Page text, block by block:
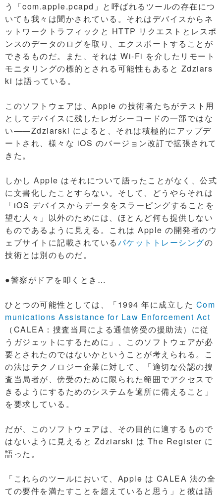
う「com.apple.pcapd」と呼ばれるツールの存在につ
いても我々は聞かされている。それはデバイスからネ
ットワークトラフィックと HTTP リクエストとレスポ
ンスのデータのログを取り、エクスポートすることが
できるものだ。また、それは Wi-Fi を介したリモート
モニタリングの標的とされる可能性もあると Zdziars
ki は語っている。
このソフトウェアは、Apple の技術者たちがテスト用
としてデバイスに残したレガシーコードの一部ではな
い――Zdziarski によると、それは積極的にアップデ
ートされ、様々な iOS のバージョン改訂で拡張されて
きた。
しかし Apple はそれについて語ったことがなく、公式
に文書化したことすらない。そして、どうやらそれは
「iOS デバイスからデータをスラーピングすることを
望む人々」以外のためには、ほとんど何も提供しない
ものであるように見える。これは Apple の開発者のウ
ェブサイトに記載されているパケットトレーシングの
技術とは別のものだ。
●警察がドアを叩くとき…
ひとつの可能性としては、「1994 年に成立した Com
munications Assistance for Law Enforcement Act
（CALEA：捜査当局による通信傍受の援助法）に従
うガジェットにするために」、このソフトウェアが必
要とされたのではないかということが考えられる。こ
の法はテクノロジー企業に対して、「適切な公認の捜
査当局者が、傍受のために限られた範囲でアクセスで
きるようにするためのシステムを適所に備えること」
を要求している。
だが、このソフトウェアは、その目的に適するもので
はないように見えると Zdziarski は The Register に
語った。
「これらのツールにおいて、Apple は CALEA 法の全
ての要件を満たすことを超えていると思う」と彼は語